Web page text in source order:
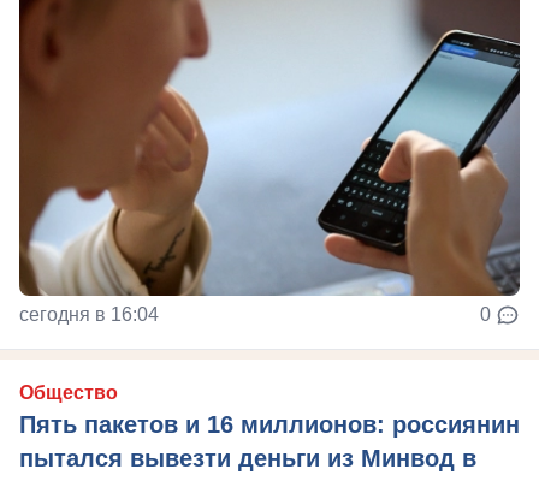
сегодня в 16:04 0
Общество
Пять пакетов и 16 миллионов: россиянин
пытался вывезти деньги из Минвод в